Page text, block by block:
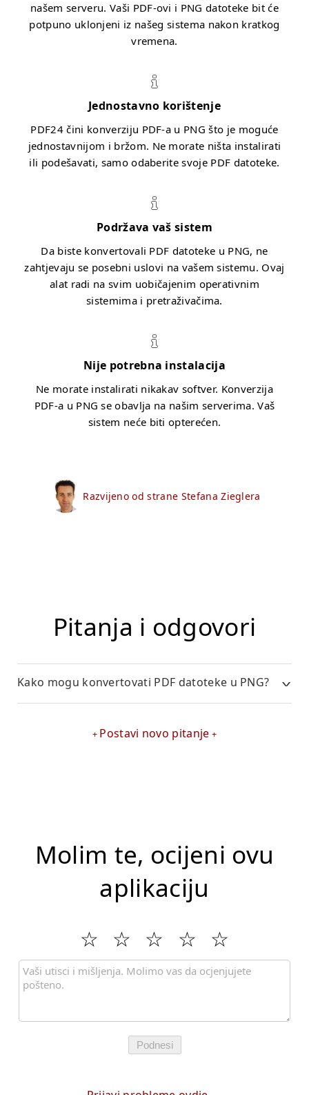
našem serveru. Vaši PDF-ovi i PNG datoteke bit će
potpuno uklonjeni iz našeg sistema nakon kratkog
vremena.
Jednostavno korištenje
PDF24 čini konverziju PDF-a u PNG što je moguće
jednostavnijom i bržom. Ne morate ništa instalirati
ili podešavati, samo odaberite svoje PDF datoteke.
Podržava vaš sistem
Da biste konvertovali PDF datoteke u PNG, ne
zahtjevaju se posebni uslovi na vašem sistemu. Ovaj
alat radi na svim uobičajenim operativnim
sistemima i pretraživačima.
Nije potrebna instalacija
Ne morate instalirati nikakav softver. Konverzija
PDF-a u PNG se obavlja na našim serverima. Vaš
sistem neće biti opterećen.
Razvijeno od strane Stefana Zieglera
Pitanja i odgovori
Kako mogu konvertovati PDF datoteke u PNG?
Postavi novo pitanje
Molim te, ocijeni ovu
aplikaciju
Podnesi